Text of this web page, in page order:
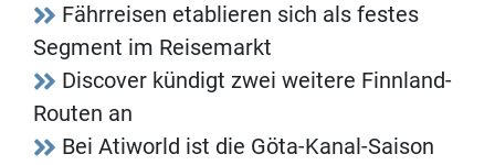
Fährreisen etablieren sich als festes
Segment im Reisemarkt
Discover kündigt zwei weitere Finnland-
Routen an
Bei Atiworld ist die Göta-Kanal-Saison